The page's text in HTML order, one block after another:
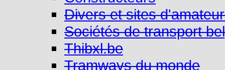
Divers et sites
Sociétés de transport
Thibxl.be
Tramways du monde